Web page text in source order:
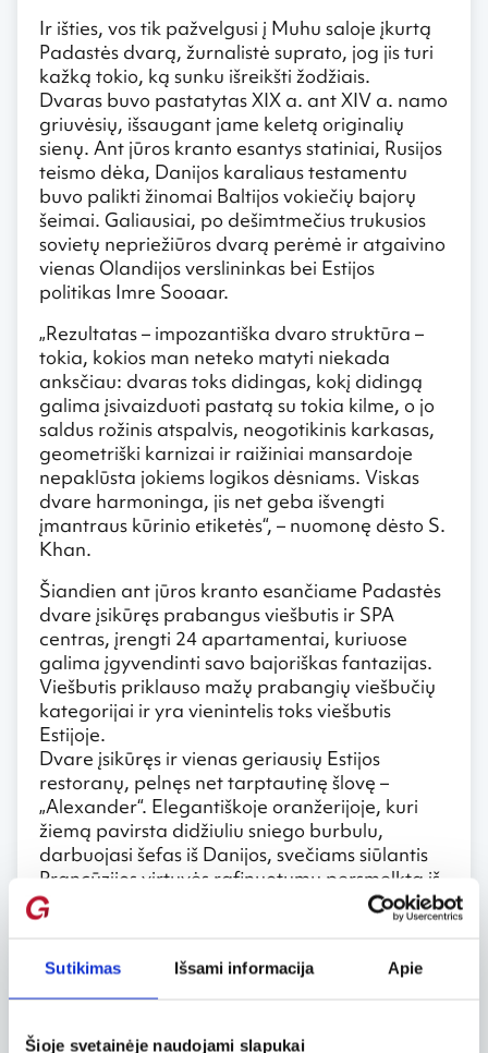
Sutikimas Išsami informacija Apie
Šioje svetainėje naudojami slapukai
Ir išties, vos tik pažvelgusi į Muhu saloje įkurtą
Padastės dvarą, žurnalistė suprato, jog jis turi
kažką tokio, ką sunku išreikšti žodžiais.
Dvaras buvo pastatytas XIX a. ant XIV a. namo
griuvėsių, išsaugant jame keletą originalių
sienų. Ant jūros kranto esantys statiniai, Rusijos
teismo dėka, Danijos karaliaus testamentu
buvo palikti žinomai Baltijos vokiečių bajorų
šeimai. Galiausiai, po dešimtmečius trukusios
sovietų nepriežiūros dvarą perėmė ir atgaivino
vienas Olandijos verslininkas bei Estijos
politikas Imre Sooaar.
„Rezultatas – impozantiška dvaro struktūra –
tokia, kokios man neteko matyti niekada
anksčiau: dvaras toks didingas, kokį didingą
galima įsivaizduoti pastatą su tokia kilme, o jo
saldus rožinis atspalvis, neogotikinis karkasas,
geometriški karnizai ir raižiniai mansardoje
nepaklūsta jokiems logikos dėsniams. Viskas
dvare harmoninga, jis net geba išvengti
įmantraus kūrinio etiketės“, – nuomonę dėsto S.
Khan.
Šiandien ant jūros kranto esančiame Padastės
dvare įsikūręs prabangus viešbutis ir SPA
centras, įrengti 24 apartamentai, kuriuose
galima įgyvendinti savo bajoriškas fantazijas.
Viešbutis priklauso mažų prabangių viešbučių
kategorijai ir yra vienintelis toks viešbutis
Estijoje.
Dvare įsikūręs ir vienas geriausių Estijos
restoranų, pelnęs net tarptautinę šlovę –
„Alexander“. Elegantiškoje oranžerijoje, kuri
žiemą pavirsta didžiuliu sniego burbulu,
darbuojasi šefas iš Danijos, svečiams siūlantis
Prancūzijos virtuvės rafinuotumu persmelktą iš
vietos ingredientų pagal Šiaurės receptus
pagamintų patiekalų meniu.
Pasižvalgiusi po dvaro teritoriją, S. Khan
nuskubėjo susipažinti su kitomis Muhu salos
kaimą, kur įsikūręs Muhu etnografinis muziejus